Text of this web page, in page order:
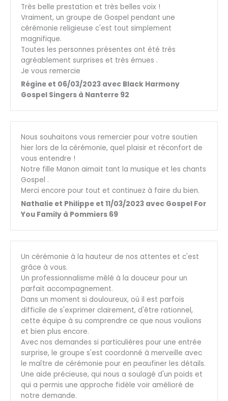
Très belle prestation et très belles voix !
Vraiment, un groupe de Gospel pendant une
cérémonie religieuse c'est tout simplement
magnifique.
Toutes les personnes présentes ont été très
agréablement surprises et très émues .
Je vous remercie
Régine et 06/03/2023 avec Black Harmony
Gospel Singers à Nanterre 92
Nous souhaitons vous remercier pour votre soutien
hier lors de la cérémonie, quel plaisir et réconfort de
vous entendre !
Notre fille Manon aimait tant la musique et les chants
Gospel .
Merci encore pour tout et continuez à faire du bien.
Nathalie et Philippe et 11/03/2023 avec Gospel For
You Family à Pommiers 69
Un cérémonie à la hauteur de nos attentes et c'est
grâce à vous.
Un professionnalisme mêlé à la douceur pour un
parfait accompagnement.
Dans un moment si douloureux, où il est parfois
difficile de s'exprimer clairement, d'être rationnel,
cette équipe à su comprendre ce que nous voulions
et bien plus encore.
Avec nos demandes si particulières pour une entrée
surprise, le groupe s'est coordonné à merveille avec
le maître de cérémonie pour en peaufiner les détails.
Une aide précieuse, qui nous a soulagé d'un poids et
qui a permis une approche fidèle voir amélioré de
notre demande.